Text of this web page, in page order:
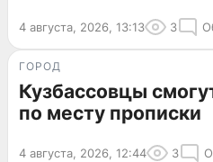
4 августа, 2026, 13:13 3
ГОРОД
Кузбассовцы
по месту прописки
4 августа, 2026, 12:44 3